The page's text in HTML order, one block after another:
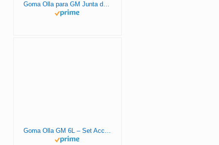
Goma Olla para GM Junta de Silicona Sellado – 3 PACK Accesorios para GM 5-6L Repuestos Universal – Resistente y Fácil Instalación.
Goma Olla GM 6L – Set Accesorios Olla Programable 2 Juntas Silicona Para Tapa 6L + Flotante Con Selladores